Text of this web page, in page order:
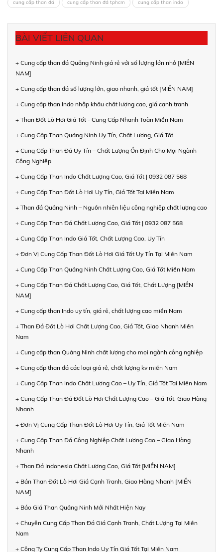
cung cấp than đá
cung cấp than đá tphcm cung cấp than indo
BÀI VIẾT LIÊN QUAN
+ Cung cấp than đá Quảng Ninh giá rẻ với số lượng lớn nhỏ [MIỀN
NAM]
+ Cung cấp than đá số lượng lớn, giao nhanh, giá tốt [MIỀN NAM]
+ Cung cấp than Indo nhập khẩu chất lượng cao, giá cạnh tranh
+ Than Đốt Lò Hơi Giá Tốt - Cung Cấp Nhanh Toàn Miền Nam
+ Cung Cấp Than Quảng Ninh Uy Tín, Chất Lượng, Giá Tốt
+ Cung Cấp Than Đá Uy Tín – Chất Lượng Ổn Định Cho Mọi Ngành
Công Nghiệp
+ Cung Cấp Than Indo Chất Lượng Cao, Giá Tốt | 0932 087 568
+ Cung Cấp Than Đốt Lò Hơi Uy Tín, Giá Tốt Tại Miền Nam
+ Than đá Quảng Ninh – Nguồn nhiên liệu công nghiệp chất lượng cao
+ Cung Cấp Than Đá Chất Lượng Cao, Giá Tốt | 0932 087 568
+ Cung Cấp Than Indo Giá Tốt, Chất Lượng Cao, Uy Tín
+ Đơn Vị Cung Cấp Than Đốt Lò Hơi Giá Tốt Uy Tín Tại Miền Nam
+ Cung Cấp Than Quảng Ninh Chất Lượng Cao, Giá Tốt Miền Nam
+ Cung Cấp Than Đá Chất Lượng Cao, Giá Tốt, Chất Lượng [MIỀN
NAM]
+ Cung cấp than Indo uy tín, giá rẻ, chất lượng cao miền Nam
+ Than Đá Đốt Lò Hơi Chất Lượng Cao, Giá Tốt, Giao Nhanh Miền
Nam
+ Cung cấp than Quảng Ninh chất lượng cho mọi ngành công nghiệp
+ Cung cấp than đá các loại giá rẻ, chất lượng kv miền Nam
+ Cung Cấp Than Indo Chất Lượng Cao – Uy Tín, Giá Tốt Tại Miền Nam
+ Cung Cấp Than Đá Đốt Lò Hơi Chất Lượng Cao – Giá Tốt, Giao Hàng
Nhanh
+ Đơn Vị Cung Cấp Than Đốt Lò Hơi Uy Tín, Giá Tốt Miền Nam
+ Cung Cấp Than Đá Công Nghiệp Chất Lượng Cao – Giao Hàng
Nhanh
+ Than Đá Indonesia Chất Lượng Cao, Giá Tốt [MIỀN NAM]
+ Bán Than Đốt Lò Hơi Giá Cạnh Tranh, Giao Hàng Nhanh [MIỀN
NAM]
+ Báo Giá Than Quảng Ninh Mới Nhất Hiện Nay
+ Chuyên Cung Cấp Than Đá Giá Cạnh Tranh, Chất Lượng Tại Miền
Nam
+ Công Ty Cung Cấp Than Indo Uy Tín Giá Tốt Tại Miền Nam